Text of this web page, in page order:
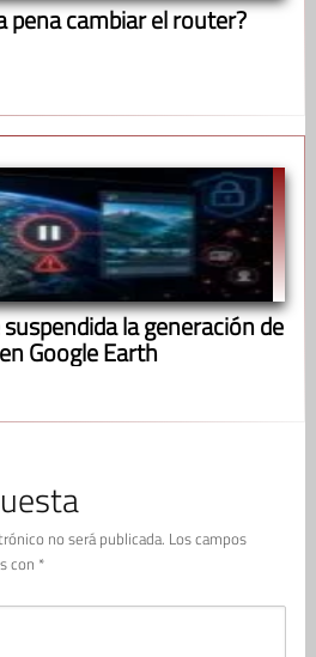
pena cambiar el router?
la generación de
Google Earth
no será publicada. Los campos
con *